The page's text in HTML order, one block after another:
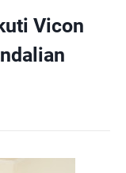
Vicon